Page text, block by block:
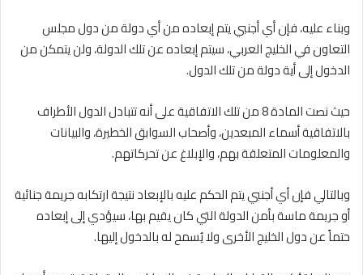
وبناء عليه، فإن أي أجنبي يتم إبعاده من أي دولة من دول مجلس
التعاون في الخليج العربي، سيتم إبعاده عن تلك الدولة، ولن يتمكن من
الدخول إلى أية دولة من تلك الدول.
حيث نصت المادة 8 من تلك الاتفاقية على أنه تتبادل الدول الأطراف
بالاتفاقية أسماء المبعدين، وأصحاب السوابق الخطيرة، والبيانات
والمعلومات المتعلقة بهم، والإبلاغ عن تحركاتهم.
وبالتالي فإن أي أجنبي يتم الحكم عليه بالإبعاد نتيجة ارتكابه جريمة جنائية
أو جريمة ماسة بأمن الدولة التي كان يقيم بها، سيؤدي إلى إبعاده
حتماً عن دول الخليج الأخرى ولا يُسمح له بالدخول إليها.